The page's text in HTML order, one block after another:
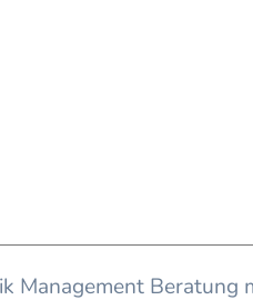
Management